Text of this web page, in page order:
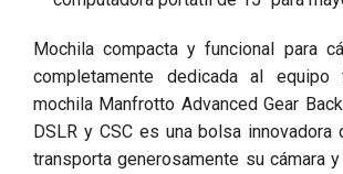
Mochila compacta y funcional para
completamente dedicada al equipo
mochila Manfrotto Advanced Gear
DSLR y CSC es una bolsa innovadora
transporta generosamente su cámara